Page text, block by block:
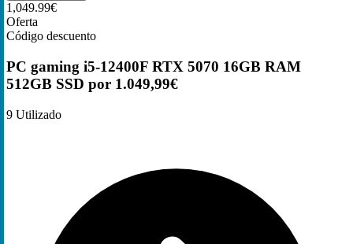
1,049.99€
Oferta
Código descuento
PC gaming i5-12400F RTX 5070 16GB RAM
512GB SSD por 1.049,99€
9 Utilizado